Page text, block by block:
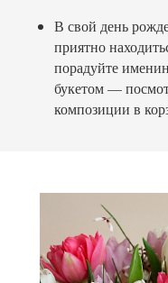
В свой день
приятно
порадуйте
букетом —
композиции в